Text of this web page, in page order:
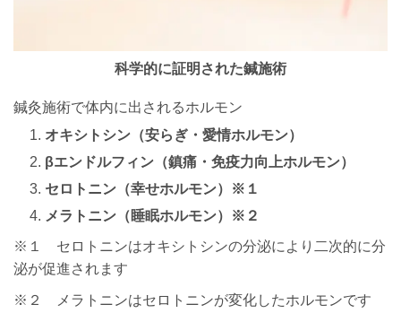
科学的に証明された鍼施術
鍼灸施術で体内に出されるホルモン
オキシトシン（安らぎ・愛情ホルモン）
βエンドルフィン（鎮痛・免疫力向上ホルモン）
セロトニン（幸せホルモン）※１
メラトニン（睡眠ホルモン）※２
※１ セロトニンはオキシトシンの分泌により二次的に分
泌が促進されます
※２ メラトニンはセロトニンが変化したホルモンです